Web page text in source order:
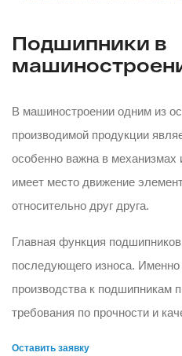
Подшипники в
В машиностроении одним из
производимой продукции
особенно важна в механизмах
имеет место движение
относительно друг друга.
Главная функция
последующего износа. Именно
производства к подшипникам
требования по прочности и
Оставить заявку